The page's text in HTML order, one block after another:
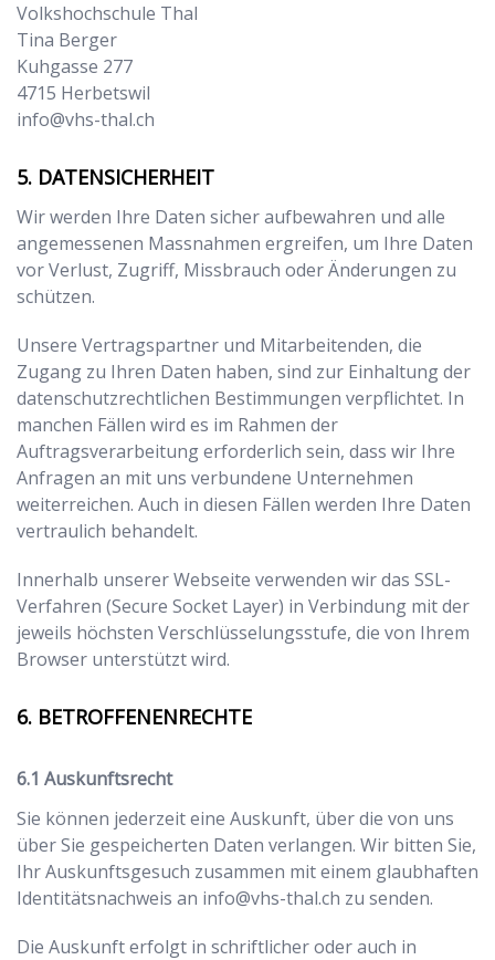
Volkshochschule Thal
Tina Berger
Kuhgasse 277
4715 Herbetswil
info@vhs-thal.ch
DATENSICHERHEIT
Wir werden Ihre Daten sicher aufbewahren und alle
angemessenen Massnahmen ergreifen, um Ihre Daten
vor Verlust, Zugriff, Missbrauch oder Änderungen zu
schützen.
Unsere Vertragspartner und Mitarbeitenden, die
Zugang zu Ihren Daten haben, sind zur Einhaltung der
datenschutzrechtlichen Bestimmungen verpflichtet. In
manchen Fällen wird es im Rahmen der
Auftragsverarbeitung erforderlich sein, dass wir Ihre
Anfragen an mit uns verbundene Unternehmen
weiterreichen. Auch in diesen Fällen werden Ihre Daten
vertraulich behandelt.
Innerhalb unserer Webseite verwenden wir das SSL-
Verfahren (Secure Socket Layer) in Verbindung mit der
jeweils höchsten Verschlüsselungsstufe, die von Ihrem
Browser unterstützt wird.
BETROFFENENRECHTE
Auskunftsrecht
Sie können jederzeit eine Auskunft, über die von uns
über Sie gespeicherten Daten verlangen. Wir bitten Sie,
Ihr Auskunftsgesuch zusammen mit einem glaubhaften
Identitätsnachweis an info@vhs-thal.ch zu senden.
Die Auskunft erfolgt in schriftlicher oder auch in